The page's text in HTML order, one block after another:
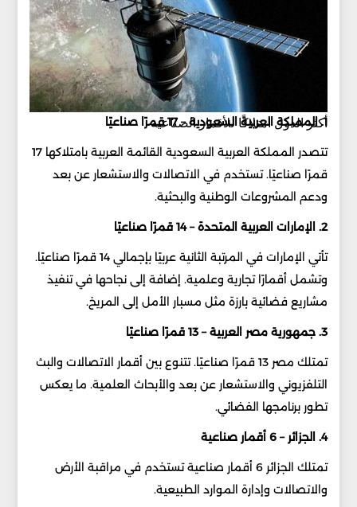
أكثر الدول امتلاكًا للأقمار الصناعية
1. المملكة العربية السعودية – 17 قمرًا صناعيًا
تتصدر المملكة العربية السعودية القائمة العربية بامتلاكها 17
قمرًا صناعيًا. تستخدم في الاتصالات والاستشعار عن بعد
ودعم المشروعات الوطنية والبحثية.
2. الإمارات العربية المتحدة – 14 قمرًا صناعيًا
تأتي الإمارات في المرتبة الثانية عربيًا بإجمالي 14 قمرًا صناعيًا.
وتشمل أقمارًا تجارية وعلمية. إضافة إلى نجاحها في تنفيذ
مشاريع فضائية بارزة مثل مسبار الأمل إلى المريخ.
3. جمهورية مصر العربية – 13 قمرًا صناعيًا
تمتلك مصر 13 قمرًا صناعيًا. تتنوع بين أقمار الاتصالات والبث
التلفزيوني والاستشعار عن بعد والأبحاث العلمية. ما يعكس
تطور برنامجها الفضائي.
4. الجزائر – 6 أقمار صناعية
تمتلك الجزائر 6 أقمار صناعية تستخدم في مراقبة الأرض
والاتصالات وإدارة الموارد الطبيعية.